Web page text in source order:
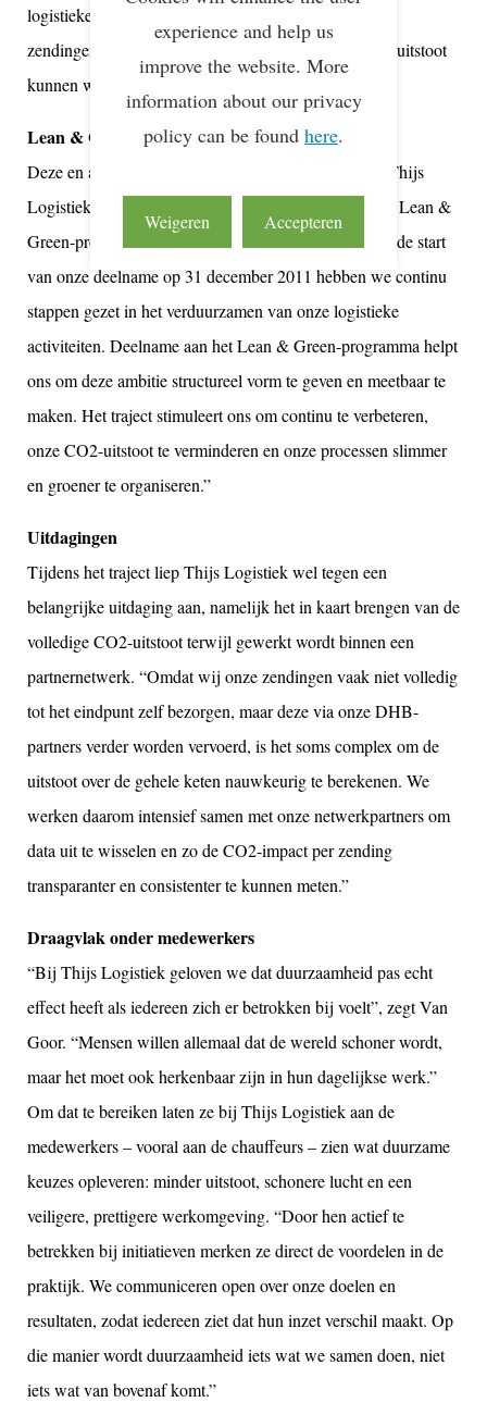
logistieke partners via nachtelijke pendels, waardoor
zendingen binnen de Benelux met aanzienlijk minder uitstoot
kunnen worden vervoerd.
Lean & Green-traject
Deze en andere maatregelen hebben ertoe geleid dat Thijs
Logistiek in oktober van dit jaar de 3e Star binnen het Lean &
Green-programma in ontvangst mocht nemen. “Sinds de start
van onze deelname op 31 december 2011 hebben we continu
stappen gezet in het verduurzamen van onze logistieke
activiteiten. Deelname aan het Lean & Green-programma helpt
ons om deze ambitie structureel vorm te geven en meetbaar te
maken. Het traject stimuleert ons om continu te verbeteren,
onze CO2-uitstoot te verminderen en onze processen slimmer
en groener te organiseren.”
Uitdagingen
Tijdens het traject liep Thijs Logistiek wel tegen een
belangrijke uitdaging aan, namelijk het in kaart brengen van de
volledige CO2-uitstoot terwijl gewerkt wordt binnen een
partnernetwerk. “Omdat wij onze zendingen vaak niet volledig
tot het eindpunt zelf bezorgen, maar deze via onze DHB-
partners verder worden vervoerd, is het soms complex om de
uitstoot over de gehele keten nauwkeurig te berekenen. We
werken daarom intensief samen met onze netwerkpartners om
data uit te wisselen en zo de CO2-impact per zending
transparanter en consistenter te kunnen meten.”
Draagvlak onder medewerkers
“Bij Thijs Logistiek geloven we dat duurzaamheid pas echt
effect heeft als iedereen zich er betrokken bij voelt”, zegt Van
Goor. “Mensen willen allemaal dat de wereld schoner wordt,
maar het moet ook herkenbaar zijn in hun dagelijkse werk.”
Om dat te bereiken laten ze bij Thijs Logistiek aan de
medewerkers – vooral aan de chauffeurs – zien wat duurzame
keuzes opleveren: minder uitstoot, schonere lucht en een
veiligere, prettigere werkomgeving. “Door hen actief te
betrekken bij initiatieven merken ze direct de voordelen in de
praktijk. We communiceren open over onze doelen en
resultaten, zodat iedereen ziet dat hun inzet verschil maakt. Op
die manier wordt duurzaamheid iets wat we samen doen, niet
iets wat van bovenaf komt.”
experience and help us
improve the website. More
information about our privacy
policy can be found here.
Weigeren Accepteren